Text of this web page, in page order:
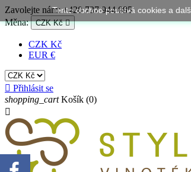
Zavolejte nám:+420 737 944 095
Měna:
CZK Kč 
CZK Kč
EUR €
 Přihlásit se
shopping_cart Košík (0)

Tento obchod používá cookies a